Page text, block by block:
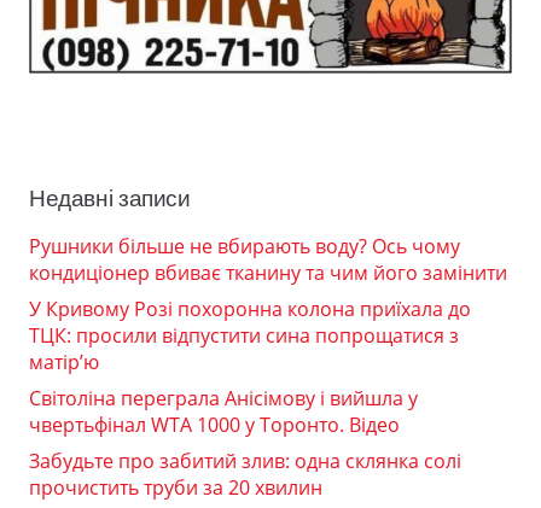
Недавні записи
Рушники більше не вбирають воду? Ось чому
кондиціонер вбиває тканину та чим його замінити
У Кривому Розі похоронна колона приїхала до
ТЦК: просили відпустити сина попрощатися з
матір’ю
Світоліна переграла Анісімову і вийшла у
чвертьфінал WTA 1000 у Торонто. Відео
Забудьте про забитий злив: одна склянка солі
прочистить труби за 20 хвилин